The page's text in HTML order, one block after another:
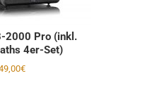
2000 Pro (inkl.
4er-Set)
€